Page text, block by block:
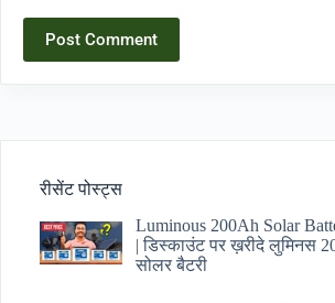
Post Comment
रीसेंट पोस्ट्स
Luminous 200Ah Solar
| डिस्काउंट पर ख़रीदे लुमिनस
सोलर बैटरी